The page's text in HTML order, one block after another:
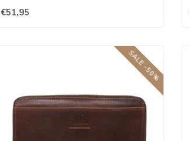
Amsterdam is vervaar..
€51,95
SALE -50%